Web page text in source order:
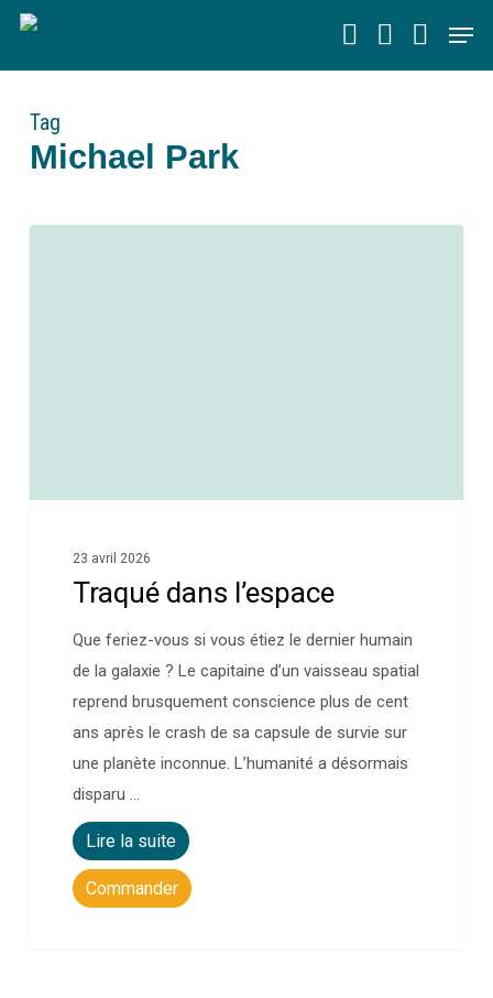
Skip
main
Tag
Michael Park
23 avril 2026
Traqué dans l’espace
Que feriez-vous si vous étiez le dernier humain
de la galaxie ? Le capitaine d’un vaisseau spatial
reprend brusquement conscience plus de cent
ans après le crash de sa capsule de survie sur
une planète inconnue. L’humanité a désormais
disparu …
Lire la suite
Commander